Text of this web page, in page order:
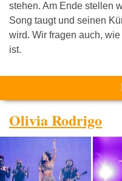
stehen. Am Ende stellen
Song taugt und seinen
wird. Wir fragen auch,
ist.
Olivia Rodrigo